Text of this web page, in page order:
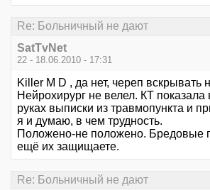
Re: Больничный не дают
SatTvNet
22 - 18.06.2010 - 17:31
Killer M D , да нет, череп вскрывать
Нейрохирург не велел. КТ
руках выписки из травмопункта и
я и думаю, в чем трудность.
Положено-не положено. Бредовые
ещё их защищаете.
Re: Больничный не дают